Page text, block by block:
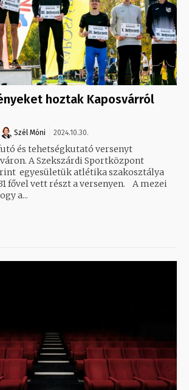
hoztak Kaposvárról
Szél Móni 2024.10.30.
és tehetségkutató versenyt
A Szekszárdi Sportközpont
egyesületük atlétika szakosztálya
vett részt a versenyen. A mezei
a...